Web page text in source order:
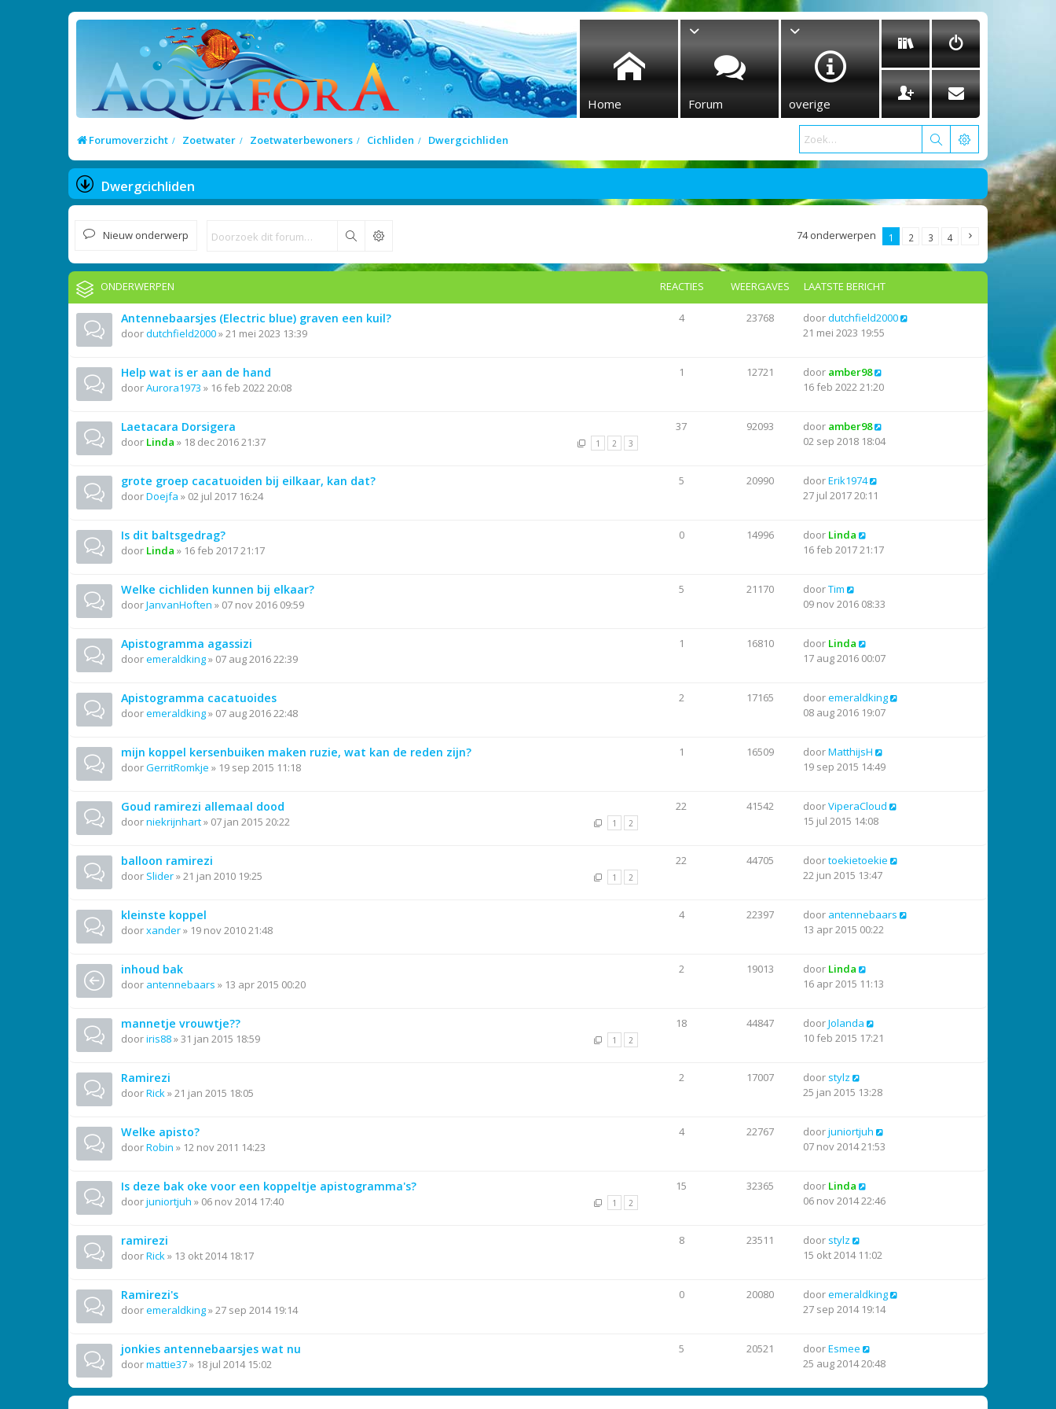
Home Forum overige
Forumoverzicht Zoetwater Zoetwaterbewoners Cichliden Dwergcichliden
Dwergcichliden
Nieuw onderwerp Zoek 74 onderwerpen 1 2 3 4
ONDERWERPEN REACTIES WEERGAVES LAATSTE BERICHT
Antennebaarsjes (Electric blue) graven een kuil?
doordutchfield2000»21 mei 2023 13:39
4 23768 doordutchfield2000
21 mei 2023 19:55
Help wat is er aan de hand
doorAurora1973 » 16 feb 2022 20:08
1 12721 door amber98
16 feb 2022 21:20
Laetacara Dorsigera
door Linda » 18 dec 2016 21:37 1 2 3
37 92093 door amber98
02 sep 2018 18:04
grote groep cacatuoiden bij eilkaar, kan dat?
doorDoejfa » 02 jul 2017 16:24
5 20990 doorErik1974
27 jul 2017 20:11
Is dit baltsgedrag?
door Linda » 16 feb 2017 21:17
0 14996 door Linda
16 feb 2017 21:17
Welke cichliden kunnen bij elkaar?
doorJanvanHoften » 07 nov 2016 09:59
5 21170 doorTim
09 nov 2016 08:33
Apistogramma agassizi
dooremeraldking» 07 aug 2016 22:39
1 16810 door Linda
17 aug 2016 00:07
Apistogramma cacatuoides
dooremeraldking» 07 aug 2016 22:48
2 17165 dooremeraldking
08 aug 2016 19:07
mijn koppel kersenbuiken maken ruzie, wat kan de reden zijn?
doorGerritRomkje » 19 sep 2015 11:18
1 16509 doorMatthijsH
19 sep 2015 14:49
Goud ramirezi allemaal dood
doorniekrijnhart» 07 jan 2015 20:22 1 2
22 41542 doorViperaCloud
15 jul 2015 14:08
balloon ramirezi
door Slider»21 jan 2010 19:25 1 2
22 44705 doortoekietoekie
22 jun 2015 13:47
kleinste koppel
doorxander» 19 nov 2010 21:48
4 22397 door antennebaars
13 apr 2015 00:22
inhoud bak
door antennebaars » 13 apr 2015 00:20
2 19013 door Linda
16 apr 2015 11:13
mannetje vrouwtje??
dooriris88»31 jan 2015 18:59 1 2
18 44847 doorJolanda
10 feb 2015 17:21
Ramirezi
doorRick»21 jan 2015 18:05
2 17007 door stylz
25 jan 2015 13:28
Welke apisto?
doorRobin » 12 nov 2011 14:23
4 22767 doorjuniortjuh
07 nov 2014 21:53
Is deze bak oke voor een koppeltje apistogramma's?
doorjuniortjuh » 06 nov 2014 17:40 1 2
15 32365 door Linda
06 nov 2014 22:46
ramirezi
doorRick» 13 okt 2014 18:17
8 23511 door stylz
15 okt 2014 11:02
Ramirezi's
dooremeraldking»27 sep 2014 19:14
0 20080 dooremeraldking
27 sep 2014 19:14
jonkies antennebaarsjes wat nu
doormattie37» 18 jul 2014 15:02
5 20521 doorEsmee
25 aug 2014 20:48